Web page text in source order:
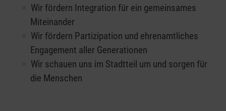
Wir fördern Integration für ein gemeinsames
Miteinander
Wir fördern Partizipation und ehrenamtliches
Engagement aller Generationen
Wir schauen uns im Stadtteil um und sorgen für
die Menschen